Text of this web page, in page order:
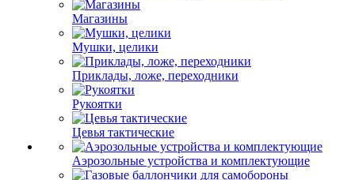
Магазины
Мушки, целики
Приклады, ложе, переходники
Рукоятки
Цевья тактические
Аэрозольные устройства и комплектующие